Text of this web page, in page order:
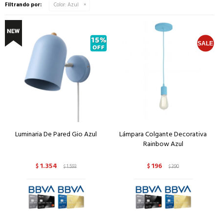
Filtrando por: Color:Azul
Luminaria De Pared Gio Azul
$1.354 $1.593
Lámpara Colgante Decorativa
Rainbow Azul
$196 $390